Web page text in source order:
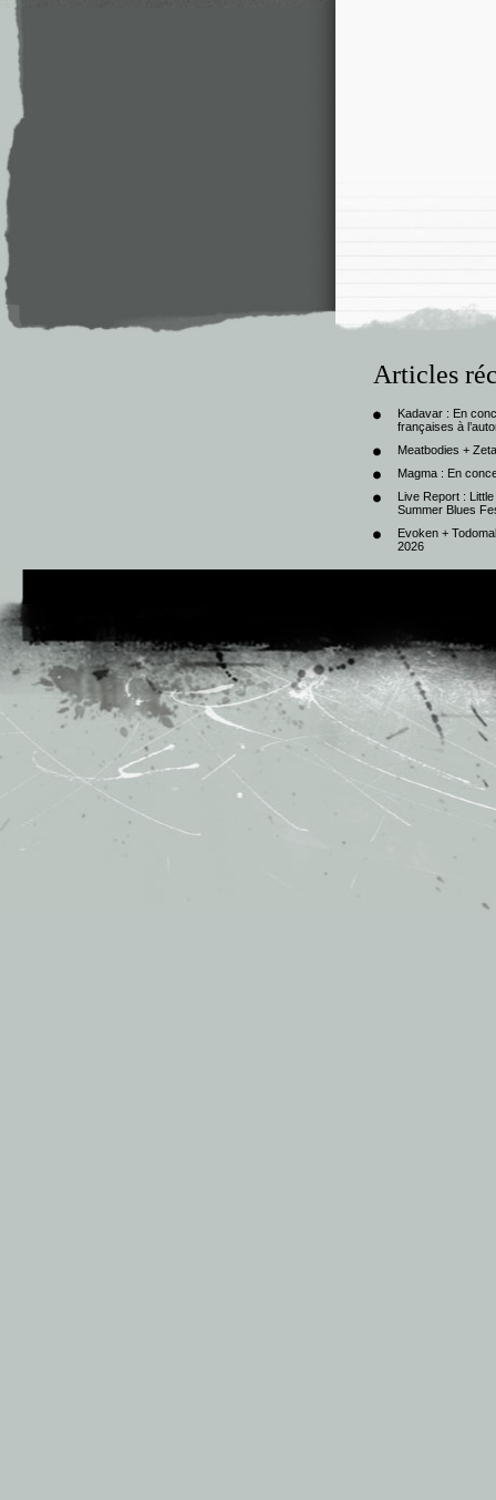
Articles
Kadavar : En
françaises à
Meatbodies +
Magma : En
Live Report :
Summer Blues
Evoken +
2026